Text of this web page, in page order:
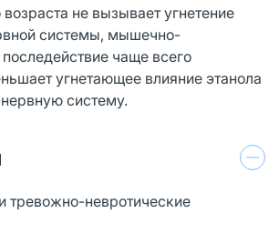
не вызывает угнетение
системы, мышечно-
чаще всего
угнетающее влияние этанола
систему.
тревожно-невротические